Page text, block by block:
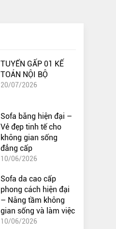
TUYỂN GẤP 01 KẾ
TOÁN NỘI BỘ
20/07/2026
Sofa băng hiện đại –
Vẻ đẹp tinh tế cho
không gian sống
đẳng cấp
10/06/2026
Sofa da cao cấp
phong cách hiện đại
– Nâng tầm không
gian sống và làm việc
10/06/2026